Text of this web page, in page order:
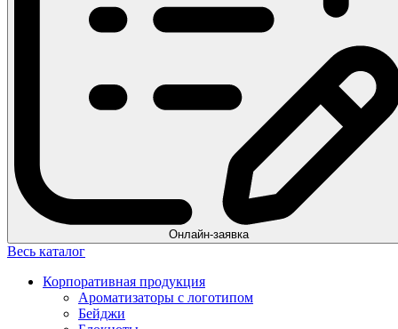
Онлайн-заявка
Весь каталог
Корпоративная продукция
Ароматизаторы с логотипом
Бейджи